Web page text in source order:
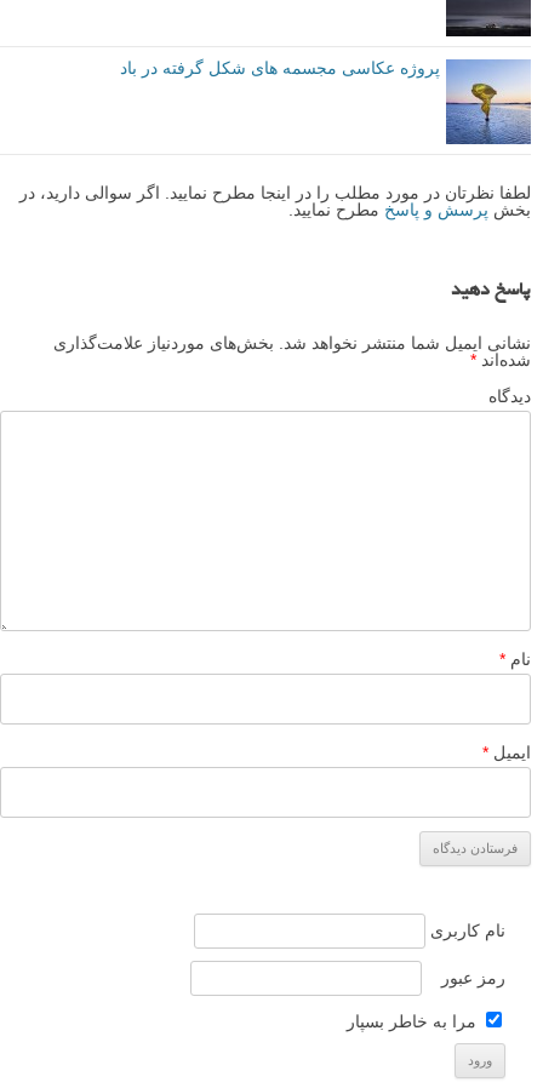
برچسب ها پروژه های عکاسی
بیشتر بخوانید:
بخشپرسش و پاسخ
نشانی ایمیل شما منتشر نخواهد شد.بخش‌های موردنیاز علامت‌گذاری
شده‌اند *
دیدگاه